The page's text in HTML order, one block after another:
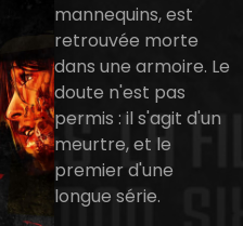
mannequins, est
retrouvée morte
dans une armoire. Le
doute n'est pas
permis : il s'agit d'un
meurtre, et le
premier d'une
longue série.